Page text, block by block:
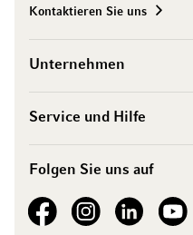
Kontaktieren Sie uns
Unternehmen
Service und Hilfe
Folgen Sie uns auf
See our FacebookSee our Instagram account
See our LinkedIn
See our